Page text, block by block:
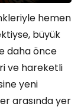
hemen
büyük
daha önce
ve hareketli
yeni
arasında yer